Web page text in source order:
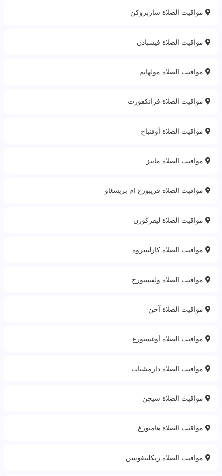
مواقيت الصلاة ساربروكن
مواقيت الصلاة فيسبادن
مواقيت الصلاة مولهايم
مواقيت الصلاة فرانكفورت
مواقيت الصلاة أوفنباخ
مواقيت الصلاة ماينز
مواقيت الصلاة فريبورغ ام بريسغاو
مواقيت الصلاة ليفركوزن
مواقيت الصلاة كارلسروه
مواقيت الصلاة ولفسبورج
مواقيت الصلاة آخن
مواقيت الصلاة آوغسبورغ
مواقيت الصلاة دارمشتات
مواقيت الصلاة سيجن
مواقيت الصلاة هامبورغ
مواقيت الصلاة ريكلينغوسن